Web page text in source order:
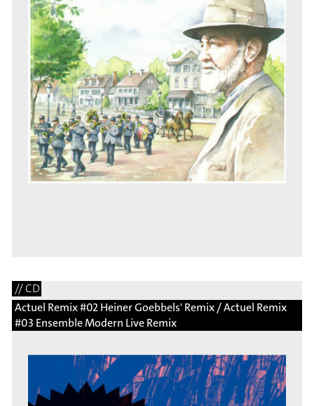
// CD
Actuel Remix #02 Heiner Goebbels' Remix / Actuel Remix
#03 Ensemble Modern Live Remix